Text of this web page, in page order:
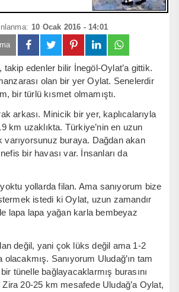
10 Ocak 2016 - 14:01
edenler bilir İnegöl-Oylat’a gittik.
olan bir yer Oylat. Senelerdir
bir türlü kısmet olmamıştı.
arkası. Minicik bir yer, kaplıcalarıyla
km uzaklıkta. Türkiye’nin en uzun
varıyorsunuz buraya. Dağdan akan
bir havası var. İnsanları da
yollarda filan. Ama sanıyorum bize
istedi ki Oylat, uzun zamandır
lapa lapa yağan karla bembeyaz
değil, yani çok lüks değil ama 1-2
Sanıyorum Uludağ’ın tam
tünelle bağlayacaklarmış burasını
20-25 km mesafede Uludağ’a Oylat,